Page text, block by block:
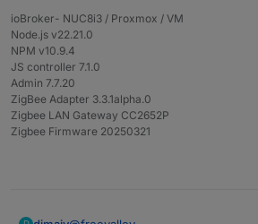
ioBroker- NUC8i3 / Proxmox / VM
Node.js v22.21.0
NPM v10.9.4
JS controller 7.1.0
Admin 7.7.20
ZigBee Adapter 3.3.1alpha.0
Zigbee LAN Gateway CC2652P
Zigbee Firmware 20250321